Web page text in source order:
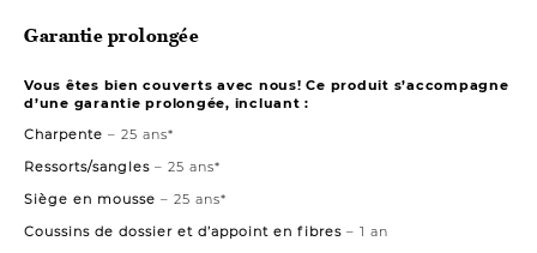
Garantie prolongée
Vous êtes bien couverts avec nous! Ce produit s’accompagne
d’une garantie prolongée, incluant :
Charpente – 25 ans*
Ressorts/sangles – 25 ans*
Siège en mousse – 25 ans*
Coussins de dossier et d’appoint en fibres – 1 an